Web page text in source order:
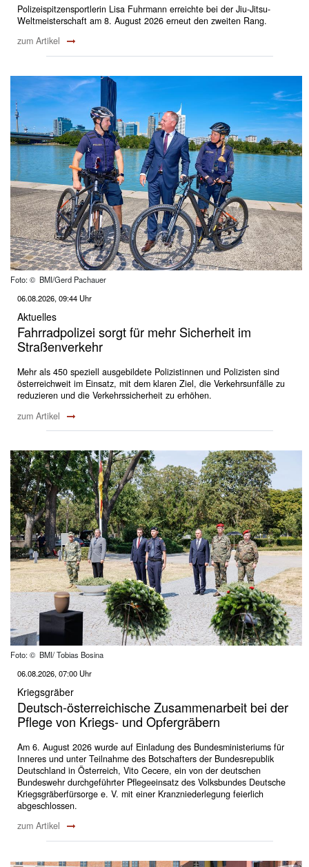
Polizeispitzensportlerin Lisa Fuhrmann erreichte bei der Jiu-Jitsu-
Weltmeisterschaft am 8. August 2026 erneut den zweiten Rang.
zum Artikel
Foto: © BMI/Gerd Pachauer
06.08.2026, 09:44 Uhr
Aktuelles
Fahrradpolizei sorgt für mehr Sicherheit im
Straßenverkehr
Mehr als 450 speziell ausgebildete Polizistinnen und Polizisten sind
österreichweit im Einsatz, mit dem klaren Ziel, die Verkehrsunfälle zu
reduzieren und die Verkehrssicherheit zu erhöhen.
zum Artikel
Foto: © BMI/ Tobias Bosina
06.08.2026, 07:00 Uhr
Kriegsgräber
Deutsch-österreichische Zusammenarbeit bei der
Pflege von Kriegs- und Opfergräbern
Am 6. August 2026 wurde auf Einladung des Bundesministeriums für
Inneres und unter Teilnahme des Botschafters der Bundesrepublik
Deutschland in Österreich, Vito Cecere, ein von der deutschen
Bundeswehr durchgeführter Pflegeeinsatz des Volksbundes Deutsche
Kriegsgräberfürsorge e. V. mit einer Kranzniederlegung feierlich
abgeschlossen.
zum Artikel